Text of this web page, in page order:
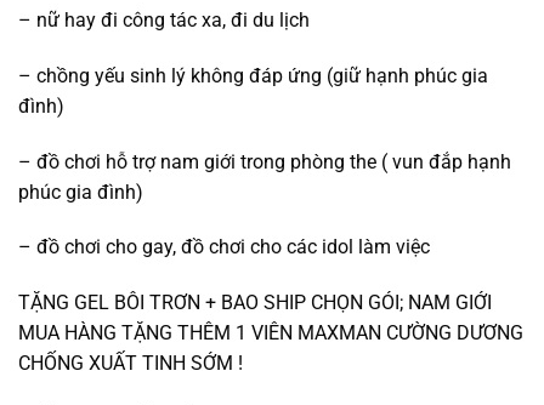
– nữ hay đi công tác xa, đi du lịch
– chồng yếu sinh lý không đáp ứng (giữ hạnh phúc gia
đình)
– đồ chơi hỗ trợ nam giới trong phòng the ( vun đắp hạnh
phúc gia đình)
– đồ chơi cho gay, đồ chơi cho các idol làm việc
TẶNG GEL BÔI TRƠN + BAO SHIP CHỌN GÓI; NAM GIỚI
MUA HÀNG TẶNG THÊM 1 VIÊN MAXMAN CƯỜNG DƯƠNG
CHỐNG XUẤT TINH SỚM !